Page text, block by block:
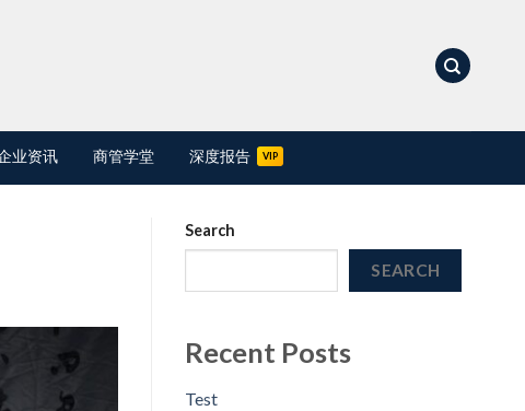
业资讯 商管学堂 深度报告
Search
SEARCH
Recent Posts
Test